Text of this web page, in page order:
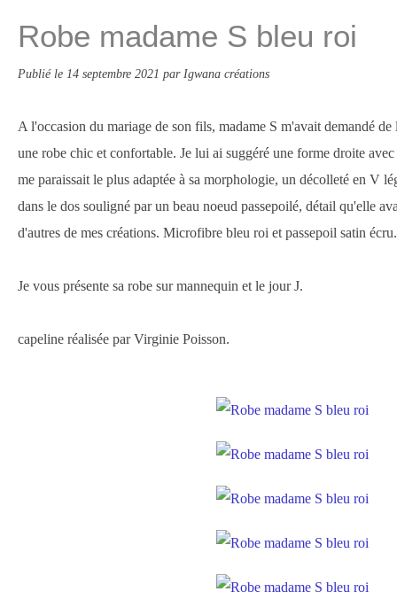
Robe madame S bleu roi
Publié le 14 septembre 2021 par Igwana créations
A l'occasion du mariage de son fils, madame S m'avait demandé
une robe chic et confortable. Je lui ai suggéré une forme droite
me paraissait le plus adaptée à sa morphologie, un décolleté en V
dans le dos souligné par un beau noeud passepoilé, détail qu'elle
d'autres de mes créations. Microfibre bleu roi et passepoil satin écru.
Je vous présente sa robe sur mannequin et le jour J.
capeline réalisée par Virginie Poisson.